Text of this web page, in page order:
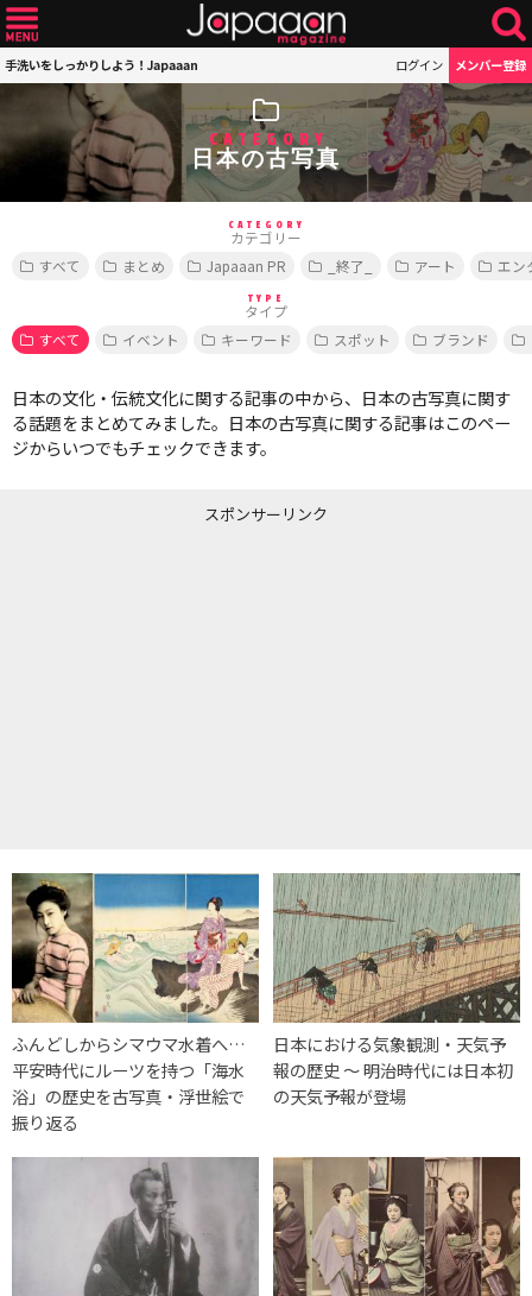
手洗いをしっかりしよう！Japaaan ログイン メンバー登録
CATEGORY
日本の古写真
CATEGORY
カテゴリー
すべて
まとめ Japaaan PR _終了_ アート エン
TYPE
タイプ
すべて
イベント キーワード スポット ブランド
日本の文化・伝統文化に関する記事の中から、日本の古写真に関す
る話題をまとめてみました。日本の古写真に関する記事はこのペー
ジからいつでもチェックできます。
スポンサーリンク
ふんどしからシマウマ水着へ…
平安時代にルーツを持つ「海水
浴」の歴史を古写真・浮世絵で
振り返る
日本における気象観測・天気予
報の歴史 〜 明治時代には日本初
の天気予報が登場